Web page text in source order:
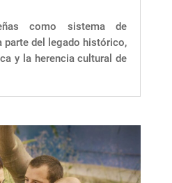
como sistema de
del legado histórico,
y la herencia cultural de